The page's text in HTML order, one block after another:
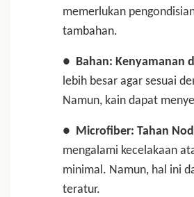
memerlukan
tambahan.
● Bahan: Kenyamanan
lebih besar agar sesuai
Namun, kain dapat
● Microfiber: Tahan
mengalami kecelakaan
minimal. Namun, hal ini
teratur.